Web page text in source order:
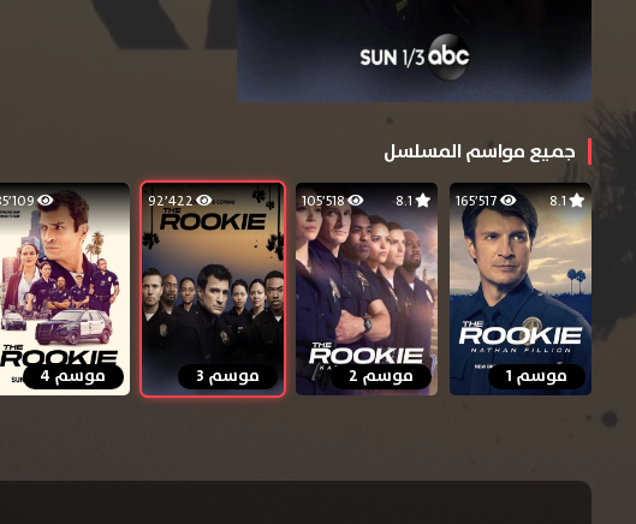
جميع مواسم المسلسل
8.1 165٬517
موسم 1
8.1 105٬518
موسم 2
92٬422
موسم 3
85٬109
موسم 4